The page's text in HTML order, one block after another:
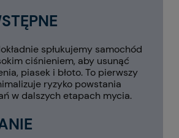
spłukujemy samochód
ciśnieniem, aby usunąć
piasek i błoto. To pierwszy
ryzyko powstania
w dalszych etapach mycia.